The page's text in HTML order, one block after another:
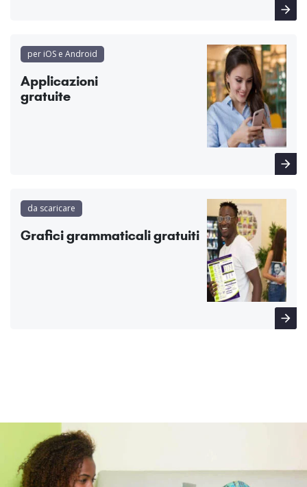
per iOS e Android
Applicazioni
gratuite
da scaricare
Grafici grammaticali gratuiti